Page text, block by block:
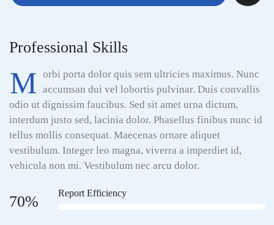
Professional Skills
M orbi porta dolor quis sem ultricies maximus. Nunc
accumsan dui vel lobortis pulvinar. Duis convallis
odio ut dignissim faucibus. Sed sit amet urna dictum,
interdum justo sed, lacinia dolor. Phasellus finibus nunc id
tellus mollis consequat. Maecenas ornare aliquet
vestibulum. Integer leo magna, viverra a imperdiet id,
vehicula non mi. Vestibulum nec arcu dolor.
Report Efficiency
70%